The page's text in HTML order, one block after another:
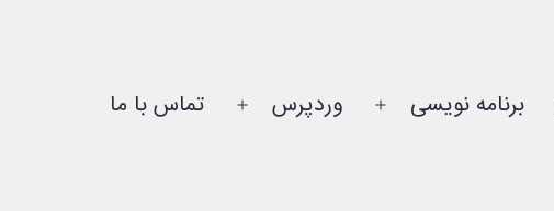
برنامه نویسی باز وردپرس باز تماس با ما